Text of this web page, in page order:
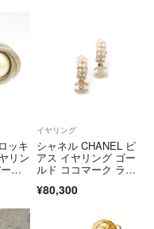
ッキ
リン
タ
イヤリング
シャネル CHANEL ピ
アス イヤリング ゴー
ルド ココマーク ライ
ーフ
¥80,300